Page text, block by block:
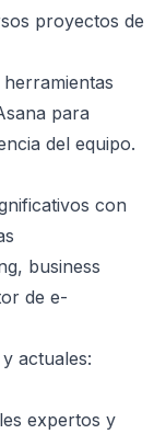
proyectos de
para
del equipo.
con
business
de e-
actuales:
expertos y